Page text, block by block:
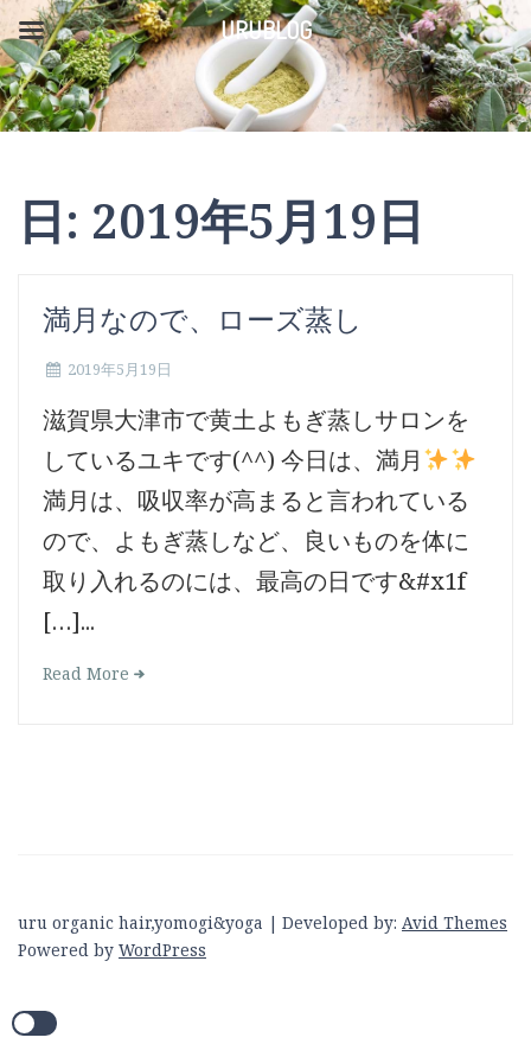
コ
ン
テ
ン
日: 2019年5月19日
満月なので、ローズ蒸し
2019年5月19日
滋賀県大津市で黄土よもぎ蒸しサロンを
しているユキです(^^) 今日は、満月
満月は、吸収率が高まると言われている
ので、よもぎ蒸しなど、良いものを体に
取り入れるのには、最高の日です&#x1f
[…]...
Read More
uru organic hair,yomogi&yoga | Developed by: Avid Themes
Powered by WordPress
URUBLOG